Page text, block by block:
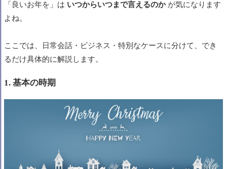
「良いお年を」は いつからいつまで言えるのかが気になります
よね。
ここでは、日常会話・ビジネス・特別なケースに分けて、でき
るだけ具体的に解説します。
1. 基本の時期